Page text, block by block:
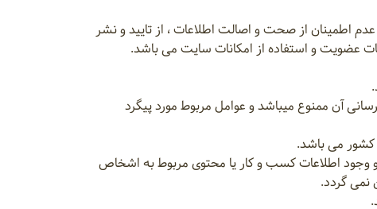
از صحت و اصالت اطلاعات ، از تایید و نشر
عضویت و استفاده از امکانات سایت می باشد.
آن ممنوع میباشد و عوامل مربوط مورد پیگرد
وجود اطلاعات کسب و کار یا محتوی مربوط به اشخاص
گردد.